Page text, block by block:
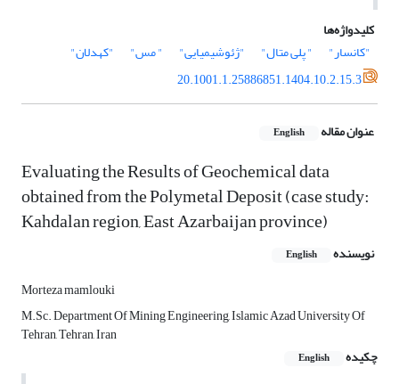
کلیدواژه‌ها
"کانسار"
" پلی متال" "ژئوشیمیایی" " مس"
"کهدلان"
20.1001.1.25886851.1404.10.2.15.3
عنوان مقاله English
Evaluating the Results of Geochemical data
obtained from the Polymetal Deposit (case study:
Kahdalan region, East Azarbaijan province)
نویسنده English
Morteza mamlouki
M.Sc. Department Of Mining Engineering, Islamic Azad University Of
Tehran, Tehran, Iran
چکیده
English